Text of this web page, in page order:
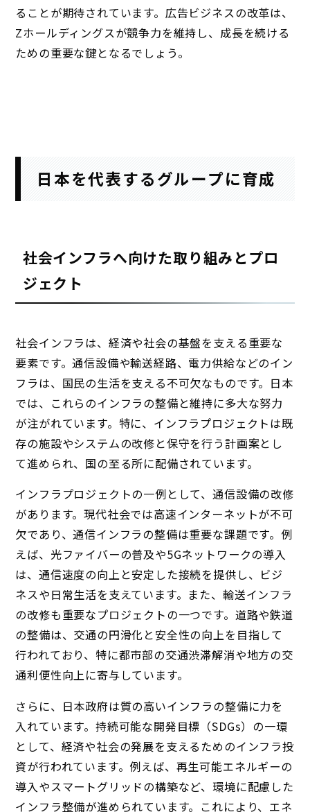
ることが期待されています。広告ビジネスの改革は、
Zホールディングスが競争力を維持し、成長を続ける
ための重要な鍵となるでしょう。
日本を代表するグループに育成
社会インフラへ向けた取り組みとプロ
ジェクト
社会インフラは、経済や社会の基盤を支える重要な
要素です。通信設備や輸送経路、電力供給などのイン
フラは、国民の生活を支える不可欠なものです。日本
では、これらのインフラの整備と維持に多大な努力
が注がれています。特に、インフラプロジェクトは既
存の施設やシステムの改修と保守を行う計画案とし
て進められ、国の至る所に配備されています。
インフラプロジェクトの一例として、通信設備の改修
があります。現代社会では高速インターネットが不可
欠であり、通信インフラの整備は重要な課題です。例
えば、光ファイバーの普及や5Gネットワークの導入
は、通信速度の向上と安定した接続を提供し、ビジ
ネスや日常生活を支えています。また、輸送インフラ
の改修も重要なプロジェクトの一つです。道路や鉄道
の整備は、交通の円滑化と安全性の向上を目指して
行われており、特に都市部の交通渋滞解消や地方の交
通利便性向上に寄与しています。
さらに、日本政府は質の高いインフラの整備に力を
入れています。持続可能な開発目標（SDGs）の一環
として、経済や社会の発展を支えるためのインフラ投
資が行われています。例えば、再生可能エネルギーの
導入やスマートグリッドの構築など、環境に配慮した
インフラ整備が進められています。これにより、エネ